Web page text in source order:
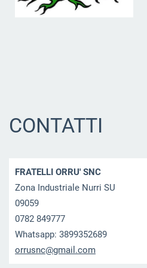
CONTATTI
FRATELLI ORRU' SNC
Zona Industriale Nurri SU
09059
0782 849777
Whatsapp: 3899352689
orrusnc@gmail.com